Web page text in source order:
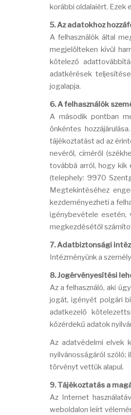
korábbi oldalaiért. Ezek
5. Az adatokhoz
A felhasználók által
megjelölteken kívül
kötelező
adatkérések
jogalapja.
6. A felhasználók
A második pontban
önkéntes
tájékoztatást ad az
nevéről, címéről
továbbá arról, hogy kik
(telephely: 9970
Megtekintéséhez
kezdeményezheti a
igénybevétele esetén,
megkezdésétől
7. Adatbiztonsági
Intézményünk a
8. Jogérvényesítési
Az a felhasználó, aki
jogát, igényét polgári
adatkezelő
közérdekű adatok
Az adatvédelmi elvek
nyilvánosságáról szóló;
törvényt vettük alapul.
9. Tájékoztatás a
Az Internet
weboldalon leírt